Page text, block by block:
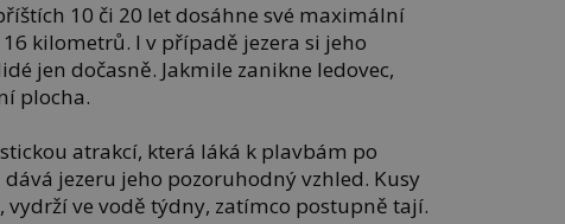
10 či 20 let dosáhne své maximální
kilometrů. I v případě jezera si jeho
jen dočasně. Jakmile zanikne ledovec,
plocha.
atrakcí, která láká k plavbám po
jezeru jeho pozoruhodný vzhled. Kusy
vydrží ve vodě týdny, zatímco postupně tají.